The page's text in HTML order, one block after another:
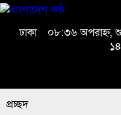
ঢাকা
০৮:৩৬ অপরাহ্ন,
প্রচ্ছদ